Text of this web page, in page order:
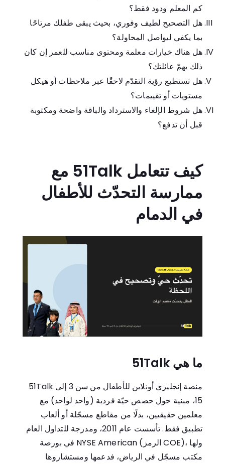
كم المعلم ودود فقط؟
هل التصحيح لطيف وفوري، بحيث يبقى طفلك مرتاحًا
بما يكفي ليواصل المحاولة؟
هل هناك خيارات معلمة ومحتوى مناسب للعمر إن كان
ذلك يهمّ عائلتك؟
هل تستطيع رؤية التقدّم لاحقًا عبر ملاحظات أو هيكل
مستويات أو تقييمات؟
هل شروط الإلغاء والاسترداد والباقة واضحة ومكتوبة
قبل أن تدفع؟
كيف تتعامل 51Talk مع
ممارسة التحدّث للأطفال
في الدمام
ما هي 51Talk
51Talk منصة إنجليزي أونلاين للأطفال من سن 3 إلى
15، مبنية حول حصص حيّة فردية (واحد لواحد) مع
معلمين حقيقيين، بدلًا من مقاطع مسجّلة أو ألعاب
تطبيق فقط. تأسست عام 2011، ومدرجة للتداول العام
في بورصة NYSE American (الرمز COE)، ولها
مكتب مسجّل في الرياض، فدعمها ومستشاروها